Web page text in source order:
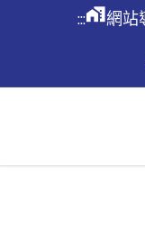
要
Skip
:::maps_home_work網站